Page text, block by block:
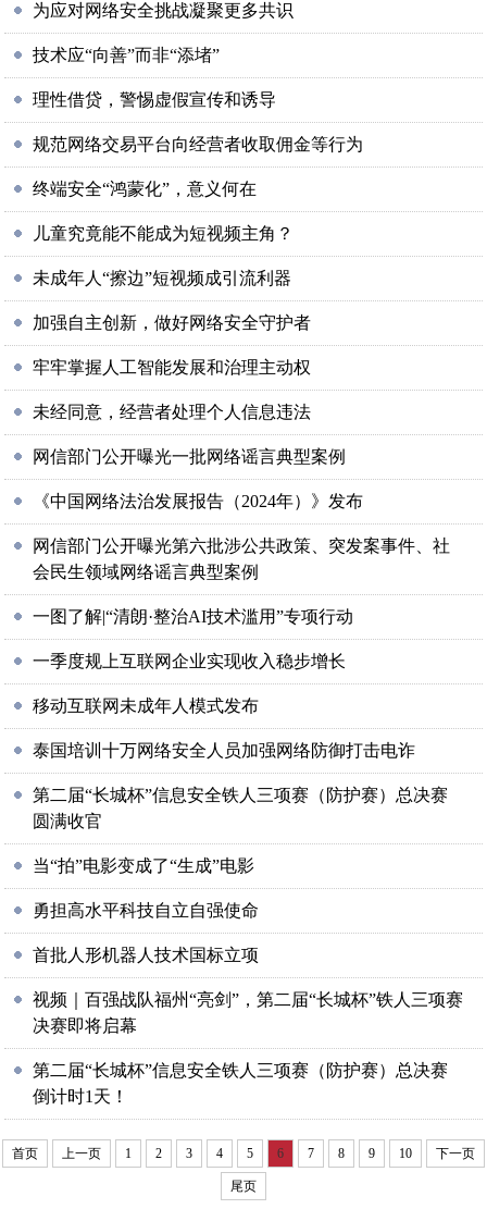
为应对网络安全挑战凝聚更多共识
技术应“向善”而非“添堵”
理性借贷，警惕虚假宣传和诱导
规范网络交易平台向经营者收取佣金等行为
终端安全“鸿蒙化”，意义何在
儿童究竟能不能成为短视频主角？
未成年人“擦边”短视频成引流利器
加强自主创新，做好网络安全守护者
牢牢掌握人工智能发展和治理主动权
未经同意，经营者处理个人信息违法
网信部门公开曝光一批网络谣言典型案例
《中国网络法治发展报告（2024年）》发布
网信部门公开曝光第六批涉公共政策、突发案事件、社
会民生领域网络谣言典型案例
一图了解|“清朗·整治AI技术滥用”专项行动
一季度规上互联网企业实现收入稳步增长
移动互联网未成年人模式发布
泰国培训十万网络安全人员加强网络防御打击电诈
第二届“长城杯”信息安全铁人三项赛（防护赛）总决赛
圆满收官
当“拍”电影变成了“生成”电影
勇担高水平科技自立自强使命
首批人形机器人技术国标立项
视频｜百强战队福州“亮剑”，第二届“长城杯”铁人三项赛
决赛即将启幕
第二届“长城杯”信息安全铁人三项赛（防护赛）总决赛
倒计时1天！
首页 上一页 1 2 3 4 5 6 7 8 9 10 下一页
尾页